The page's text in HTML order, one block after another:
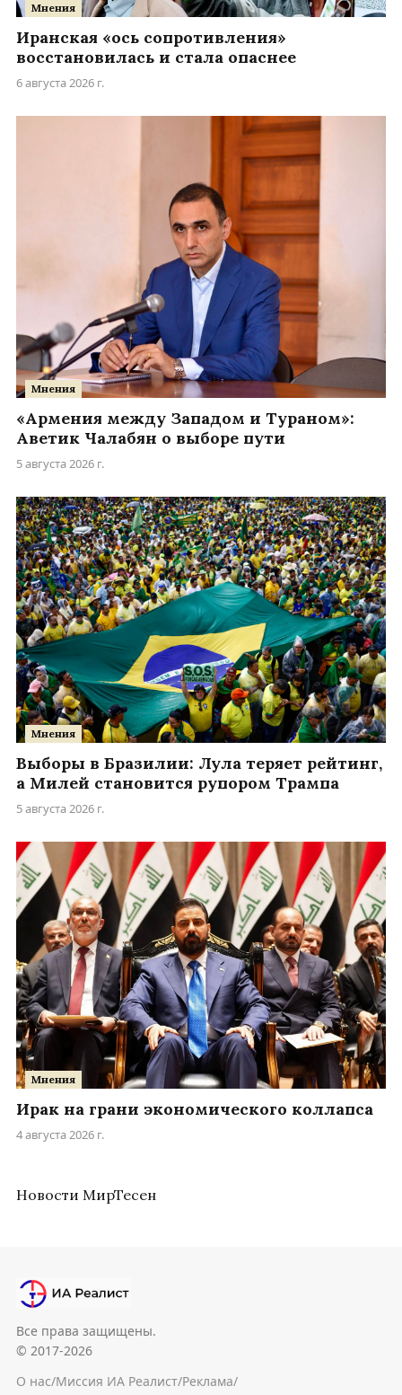
Мнения
Иранская «ось сопротивления»
восстановилась и стала опаснее
6 августа 2026 г.
Мнения
«Армения между Западом и Тураном»:
Аветик Чалабян о выборе пути
5 августа 2026 г.
Мнения
Выборы в Бразилии: Лула теряет рейтинг,
а Милей становится рупором Трампа
5 августа 2026 г.
Мнения
Ирак на грани экономического коллапса
4 августа 2026 г.
Новости МирТесен
Все права защищены.
© 2017-2026
О нас/Миссия ИА Реалист/Реклама/